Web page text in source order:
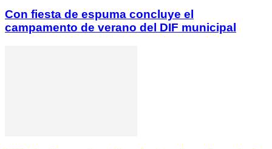
Con fiesta de espuma concluye el
campamento de verano del DIF municipal